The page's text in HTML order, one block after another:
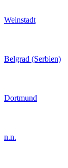
Weinstadt
Belgrad (Serbien)
Dortmund
n.n.